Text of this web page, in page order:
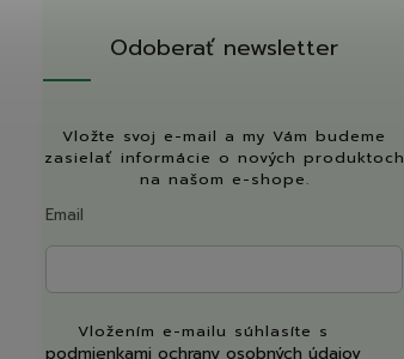
Odoberať newsletter
Vložte svoj e-mail a my Vám budeme
zasielať informácie o nových produktoch
na našom e-shope.
Email
Vložením e-mailu súhlasíte s
podmienkami ochrany osobných údajov